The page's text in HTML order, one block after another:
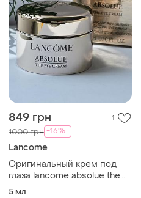
849 грн 1
1000 грн -16%
Lancome
Оригинальный крем под
глаза lancome absolue the
eye cream
5 мл